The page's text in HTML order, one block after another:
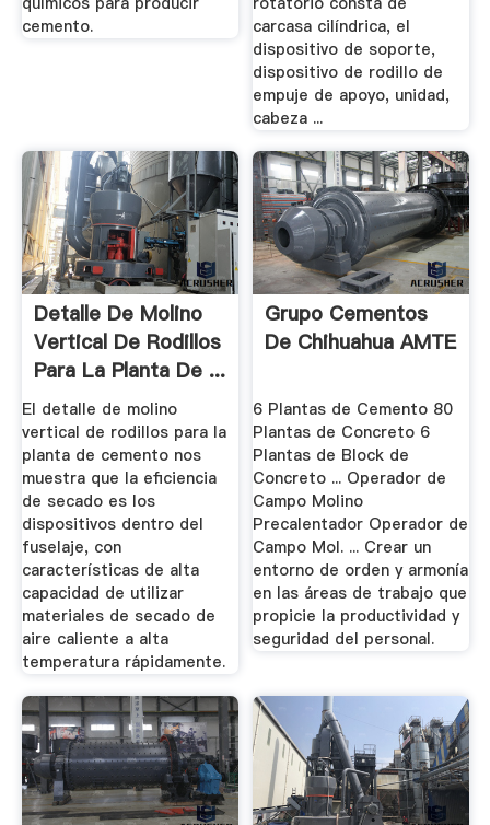
cemento.
carcasa cilíndrica, el
dispositivo de soporte,
dispositivo de rodillo de
empuje de apoyo, unidad,
cabeza ...
Detalle De Molino
Vertical De Rodillos
Para La Planta De ...
El detalle de molino
vertical de rodillos para la
planta de cemento nos
muestra que la eficiencia
de secado es los
dispositivos dentro del
fuselaje, con
características de alta
capacidad de utilizar
materiales de secado de
aire caliente a alta
temperatura rápidamente.
Grupo Cementos
De Chihuahua AMTE
6 Plantas de Cemento 80
Plantas de Concreto 6
Plantas de Block de
Concreto ... Operador de
Campo Molino
Precalentador Operador de
Campo Mol. ... Crear un
entorno de orden y armonía
en las áreas de trabajo que
propicie la productividad y
seguridad del personal.